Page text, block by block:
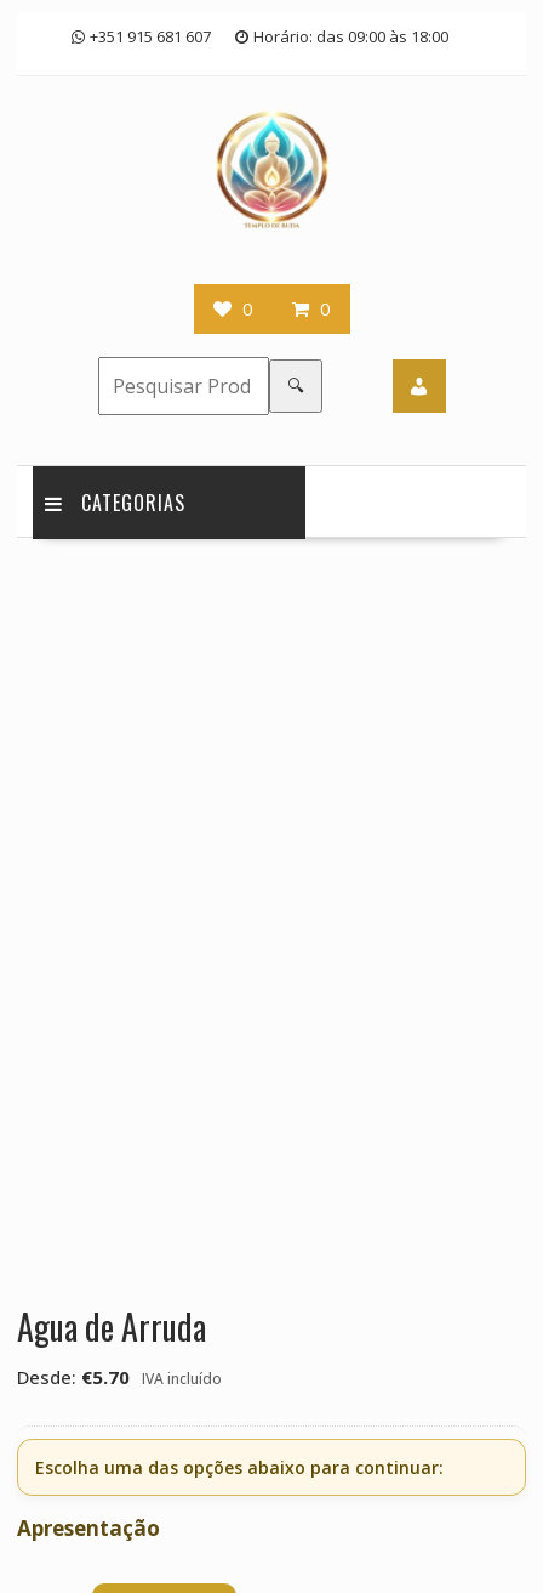
+351 915 681 607 Horário: das 09:00 às 18:00
0 0
🔍
CATEGORIAS
Agua de Arruda
Desde: €5.70 IVA incluído
Escolha uma das opções abaixo para continuar:
Apresentação